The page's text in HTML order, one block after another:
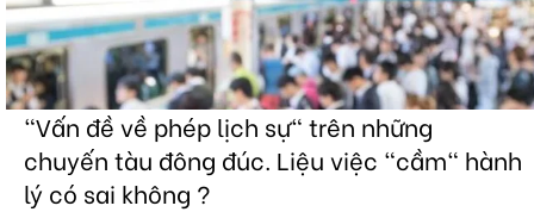
"Vấn đề về phép lịch sự" trên những
chuyến tàu đông đúc. Liệu việc "cầm" hành
lý có sai không ?